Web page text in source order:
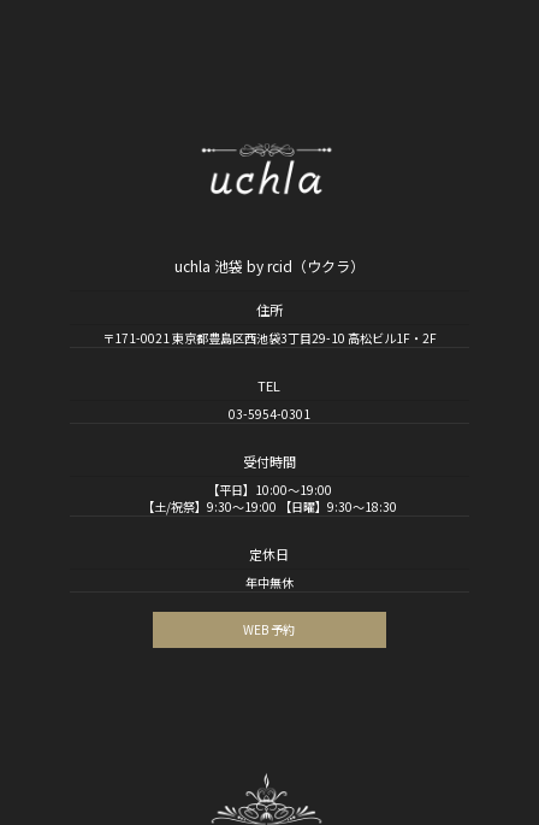
uchla 池袋 by rcid（ウクラ）
住所
〒171-0021 東京都豊島区西池袋3丁目29-10 高松ビル1F・2F
TEL
03-5954-0301
受付時間
【平日】10:00～19:00
【土/祝祭】9:30～19:00 【日曜】9:30～18:30
定休日
年中無休
WEB 予約